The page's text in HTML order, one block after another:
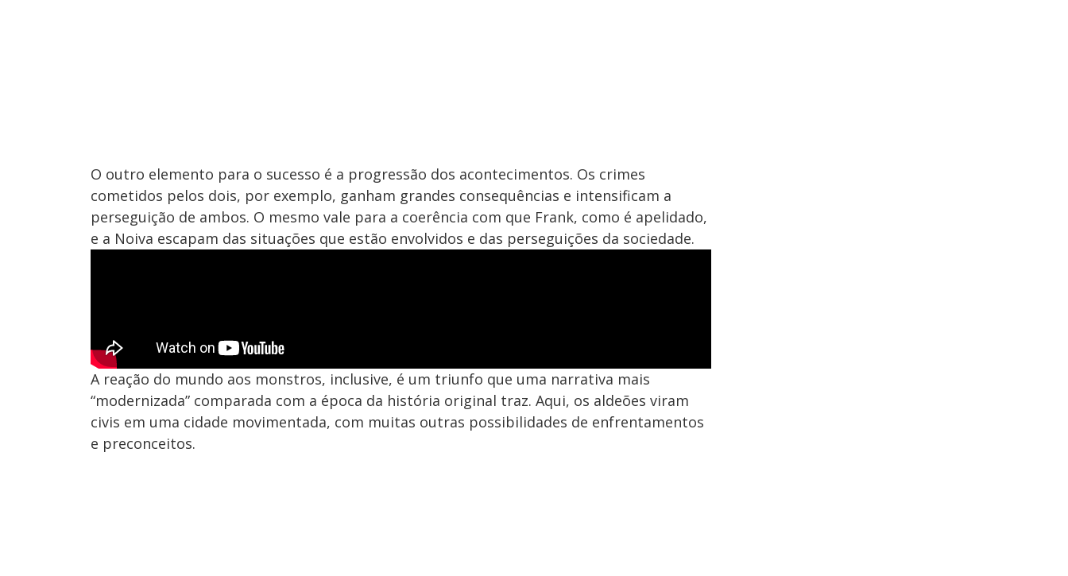
O outro elemento para o sucesso é a progressão dos acontecimentos. Os crimes
cometidos pelos dois, por exemplo, ganham grandes consequências e intensificam a
perseguição de ambos. O mesmo vale para a coerência com que Frank, como é apelidado,
e a Noiva escapam das situações que estão envolvidos e das perseguições da sociedade.
A reação do mundo aos monstros, inclusive, é um triunfo que uma narrativa mais
“modernizada” comparada com a época da história original traz. Aqui, os aldeões viram
civis em uma cidade movimentada, com muitas outras possibilidades de enfrentamentos
e preconceitos.